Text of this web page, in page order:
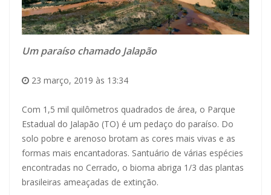
Um paraíso chamado Jalapão
23 março, 2019 às 13:34
Com 1,5 mil quilômetros quadrados de área, o Parque
Estadual do Jalapão (TO) é um pedaço do paraíso. Do
solo pobre e arenoso brotam as cores mais vivas e as
formas mais encantadoras. Santuário de várias espécies
encontradas no Cerrado, o bioma abriga 1/3 das plantas
brasileiras ameaçadas de extinção.